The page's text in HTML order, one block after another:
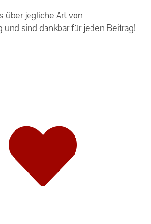
über jegliche Art von
und sind dankbar für jeden Beitrag!